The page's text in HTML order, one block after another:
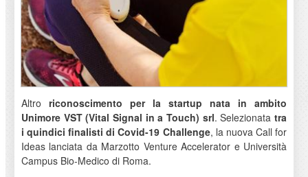
Altro riconoscimento per la startup nata in ambito
Unimore VST (Vital Signal in a Touch) srl. Selezionatatra
i quindici finalisti di Covid-19 Challenge, la nuova Call for
Ideas lanciata da Marzotto Venture Accelerator e Università
Campus Bio-Medico di Roma.